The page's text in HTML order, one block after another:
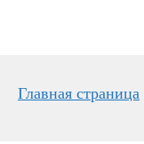
Главная страница